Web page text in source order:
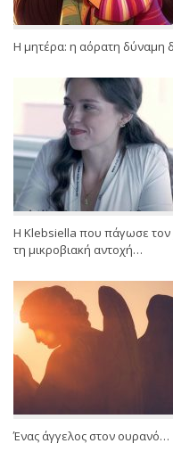
Η μητέρα: η αόρατη δύναμη
Η Klebsiella που πάγωσε τον
τη μικροβιακή αντοχή…
Ένας άγγελος στον ουρανό…